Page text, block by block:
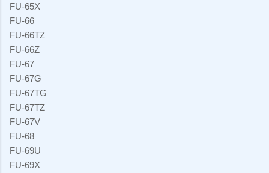
FU-65X
FU-66
FU-66TZ
FU-66Z
FU-67
FU-67G
FU-67TG
FU-67TZ
FU-67V
FU-68
FU-69U
FU-69X